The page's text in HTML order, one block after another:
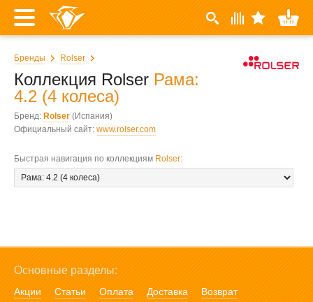
Бренды Rolser
Коллекция Rolser Рама:
4.2 (4 колеса)
Бренд: Rolser (Испания)
Официальный сайт: www.rolser.com
Быстрая навигация по коллекциям Rolser:
Основные разделы:
Акции Статьи Оплата Доставка
Возврат